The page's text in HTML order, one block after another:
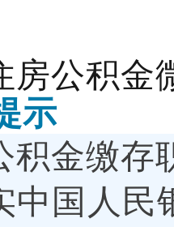
房公积金
示
积金缴存
中国人民